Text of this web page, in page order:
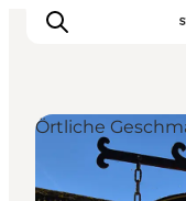
Erleben
Örtliche